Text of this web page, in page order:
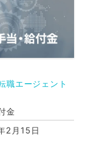
職エージェント
金
2月15日